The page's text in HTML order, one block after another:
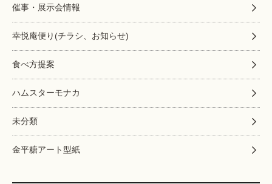
催事・展示会情報
幸悦庵便り(チラシ、お知らせ)
食べ方提案
ハムスターモナカ
未分類
金平糖アート型紙